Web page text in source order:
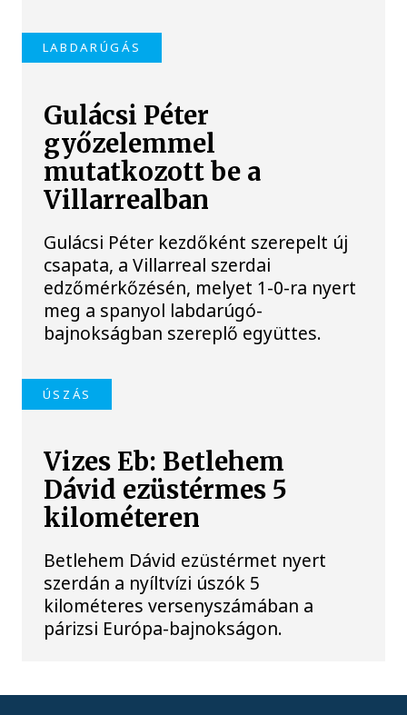
LABDARÚGÁS
Gulácsi Péter
győzelemmel
mutatkozott be a
Villarrealban
Gulácsi Péter kezdőként szerepelt új
csapata, a Villarreal szerdai
edzőmérkőzésén, melyet 1-0-ra nyert
meg a spanyol labdarúgó-
bajnokságban szereplő együttes.
ÚSZÁS
Vizes Eb: Betlehem
Dávid ezüstérmes 5
kilométeren
Betlehem Dávid ezüstérmet nyert
szerdán a nyíltvízi úszók 5
kilométeres versenyszámában a
párizsi Európa-bajnokságon.